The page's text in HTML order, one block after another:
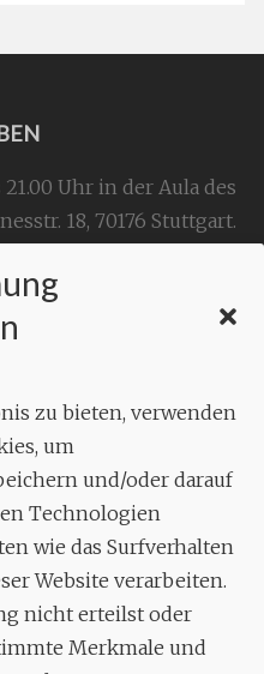
zu bieten, verwenden
um
und/oder darauf
Technologien
wie das Surfverhalten
Website verarbeiten.
nicht erteilst oder
Merkmale und
21.00 Uhr in der Aula des
18, 70176 Stuttgart.
Str. 18
Leiter:
/ 34 23 57 1